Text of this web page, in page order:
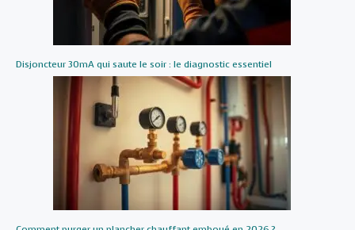
Disjoncteur 30mA qui saute le soir : le diagnostic essentiel